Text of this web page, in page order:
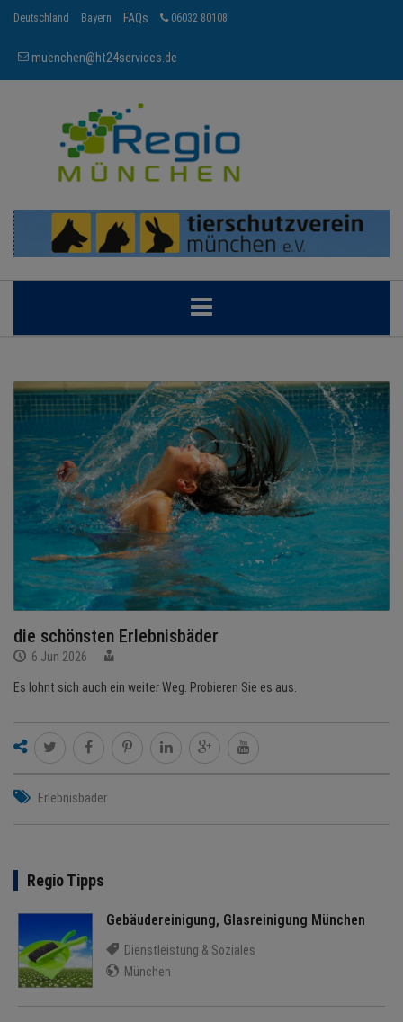
Deutschland Bayern FAQs 06032 80108
muenchen@ht24services.de
BRANCHEN
NEWS
TERMINE
ANGEBOTE
JOBS
MEDIEN
die schönsten Erlebnisbäder
6 Jun 2026
Es lohnt sich auch ein weiter Weg. Probieren Sie es aus.
Erlebnisbäder
Regio Tipps
Gebäudereinigung, Glasreinigung München
Dienstleistung & Soziales
München